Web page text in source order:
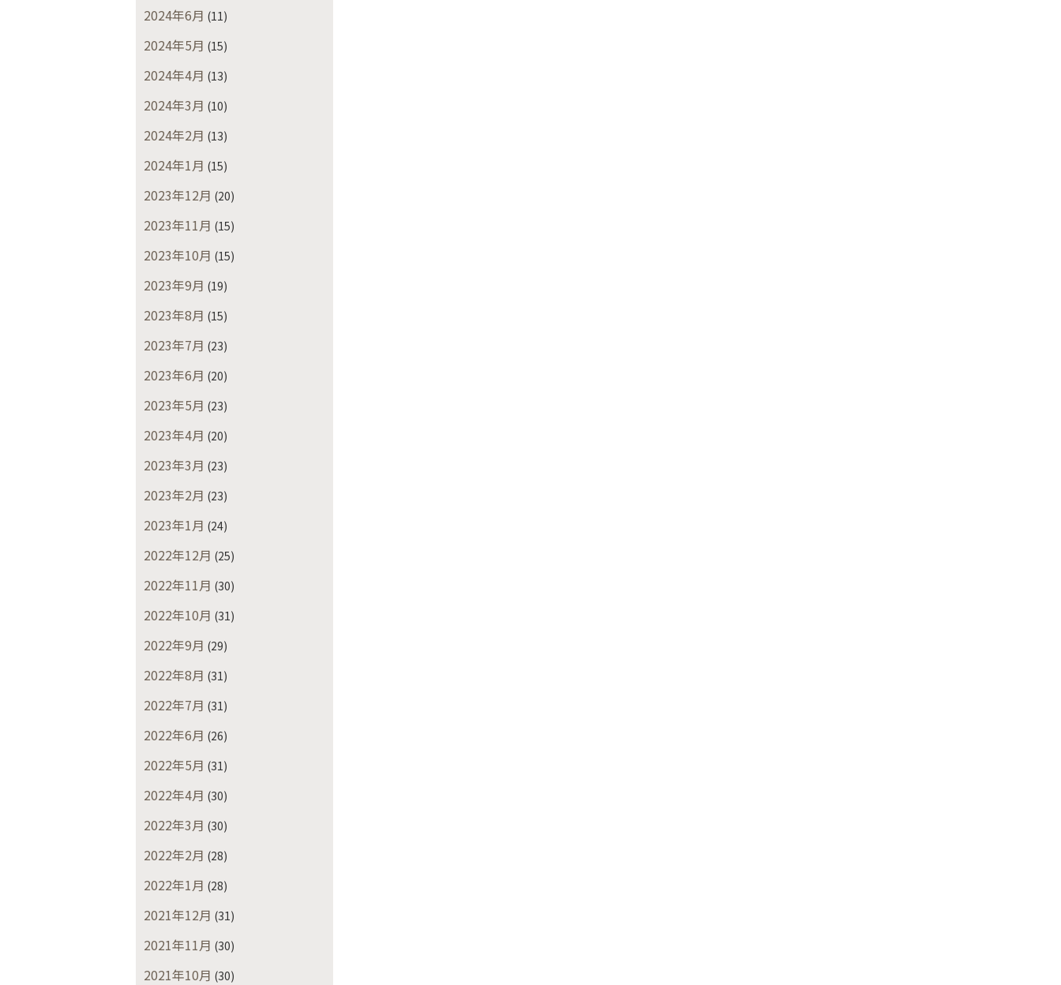
2024年6月 (11)
2024年5月 (15)
2024年4月 (13)
2024年3月 (10)
2024年2月 (13)
2024年1月 (15)
2023年12月 (20)
2023年11月 (15)
2023年10月 (15)
2023年9月 (19)
2023年8月 (15)
2023年7月 (23)
2023年6月 (20)
2023年5月 (23)
2023年4月 (20)
2023年3月 (23)
2023年2月 (23)
2023年1月 (24)
2022年12月 (25)
2022年11月 (30)
2022年10月 (31)
2022年9月 (29)
2022年8月 (31)
2022年7月 (31)
2022年6月 (26)
2022年5月 (31)
2022年4月 (30)
2022年3月 (30)
2022年2月 (28)
2022年1月 (28)
2021年12月 (31)
2021年11月 (30)
2021年10月 (30)